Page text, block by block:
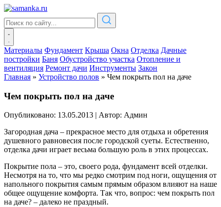
Материалы Фундамент Крыша Окна Отделка Дачные
постройки Баня Обустройство участка Отопление и
вентиляция Ремонт дачи Инструменты Закон
Главная » Устройство полов » Чем покрыть пол на даче
Чем покрыть пол на даче
Опубликовано: 13.05.2013 | Автор: Админ
Загородная дача – прекрасное место для отдыха и обретения
душевного равновесия после городской суеты. Естественно,
отделка дачи играет весьма большую роль в этих процессах.
Покрытие пола – это, своего рода, фундамент всей отделки.
Несмотря на то, что мы редко смотрим под ноги, ощущения от
напольного покрытия самым прямым образом влияют на наше
общее ощущение комфорта. Так что, вопрос: чем покрыть пол
на даче? – далеко не праздный.